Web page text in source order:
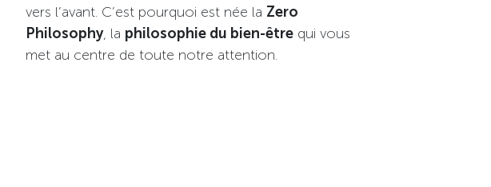
vers l’avant. C’est pourquoi est née la Zero
Philosophy, la philosophie du bien-être qui vous
met au centre de toute notre attention.